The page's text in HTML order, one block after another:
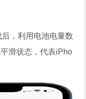
，利用电池电量数
滑状态，代表iPho